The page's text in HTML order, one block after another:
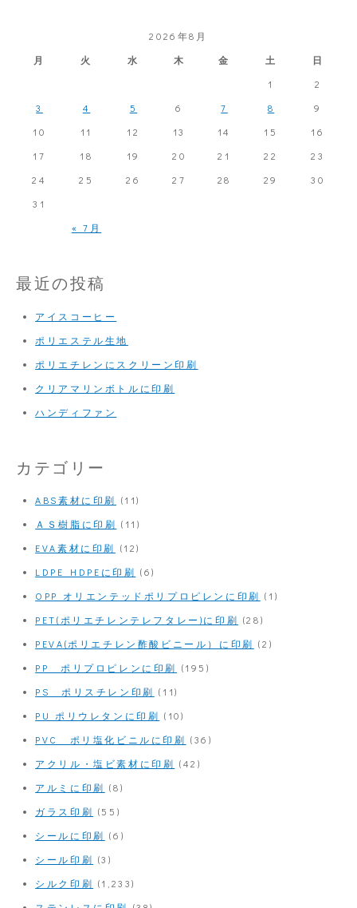
ル
2026年8月
月
火 水 木 金 土 日
« 7月
1
2
3
4 5 6 7 8
9
10
11 12 13 14 15
16
17
18 19 20 21 22
23
24
25 26 27 28 29
30
31
最近の投稿
アイスコーヒー
ポリエステル生地
ポリエチレンにスクリーン印刷
クリアマリンボトルに印刷
ハンディファン
カテゴリー
ABS素材に印刷 (11)
ＡＳ樹脂に印刷 (11)
EVA素材に印刷 (12)
LDPE HDPEに印刷 (6)
OPP オリエンテッドポリプロピレンに印刷 (1)
PET(ポリエチレンテレフタレー)に印刷 (28)
PEVA(ポリエチレン酢酸ビニール）に印刷 (2)
PP ポリプロピレンに印刷 (195)
PS ポリスチレン印刷 (11)
PU ポリウレタンに印刷 (10)
PVC ポリ塩化ビニルに印刷 (36)
アクリル・塩ビ素材に印刷 (42)
アルミに印刷 (8)
ガラス印刷 (55)
シールに印刷 (6)
シール印刷 (3)
シルク印刷 (1,233)